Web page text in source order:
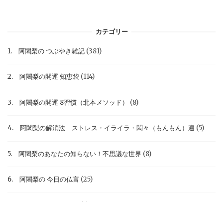
カテゴリー
1. 阿闍梨の つぶやき雑記 (381)
2. 阿闍梨の開運 知恵袋 (114)
3. 阿闍梨の開運 8習慣（北本メソッド） (8)
4. 阿闍梨の解消法 ストレス・イライラ・悶々（もんもん）遍 (5)
5. 阿闍梨のあなたの知らない！不思議な世界 (8)
6. 阿闍梨の 今日の仏言 (25)